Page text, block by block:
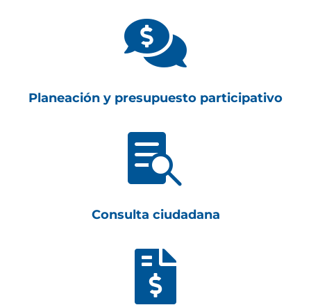

Planeación y presupuesto participativo

Consulta ciudadana
